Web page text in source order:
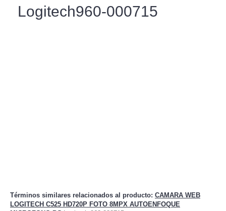
Logitech960-000715
Términos similares relacionados al producto: CAMARA WEB
LOGITECH C525 HD720P FOTO 8MPX AUTOENFOQUE